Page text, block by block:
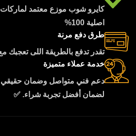
كايرو شوب موزع معتمد
اصلية 100%
طرق دفع مرنة
تقدر تدفع بالطريقة اللى
خدمة عملاء متميزة
دعم فني متواصل وضمان حقيقي
لضمان أفضل تجربة شراء. ✅